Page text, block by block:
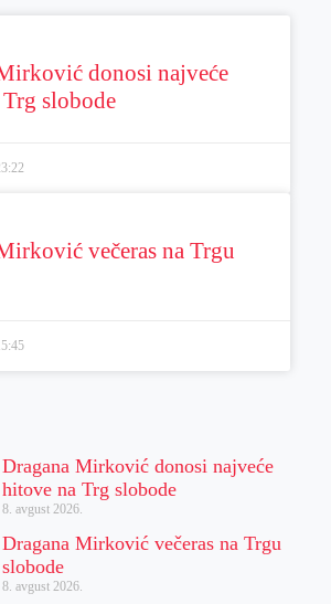
donosi najveće
slobode
večeras na Trgu
Dragana Mirković donosi najveće
hitove na Trg slobode
8. avgust 2026.
Dragana Mirković večeras na Trgu
slobode
8. avgust 2026.